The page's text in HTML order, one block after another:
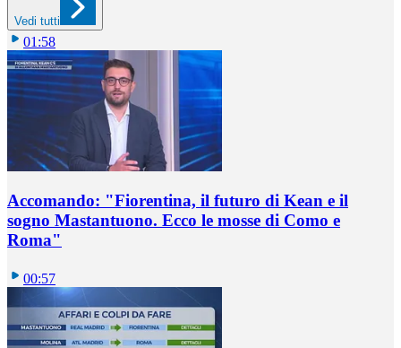
Vedi tutti
01:58
Accomando: "Fiorentina, il futuro di Kean e il
sogno Mastantuono. Ecco le mosse di Como e
Roma"
00:57